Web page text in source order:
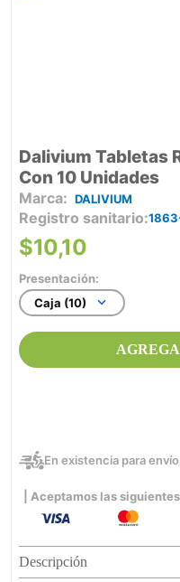
Dalivium Tabletas
Con 10 Unidades
DALIVIUM
Registro sanitario
$10,10
Presentación:
Caja (10)
En existencia para
| Aceptamos las
Descripción